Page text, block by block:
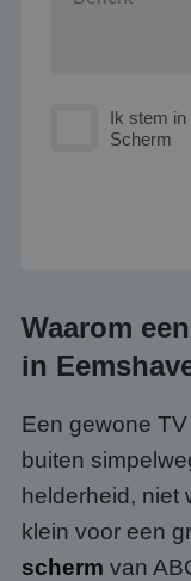
Ik stem in
Scherm
Waarom
in
Een gewone
buiten
helderheid, niet
klein voor een
scherm van